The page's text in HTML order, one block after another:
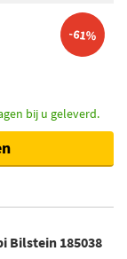
-61%
bij u geleverd.
Bilstein 185038